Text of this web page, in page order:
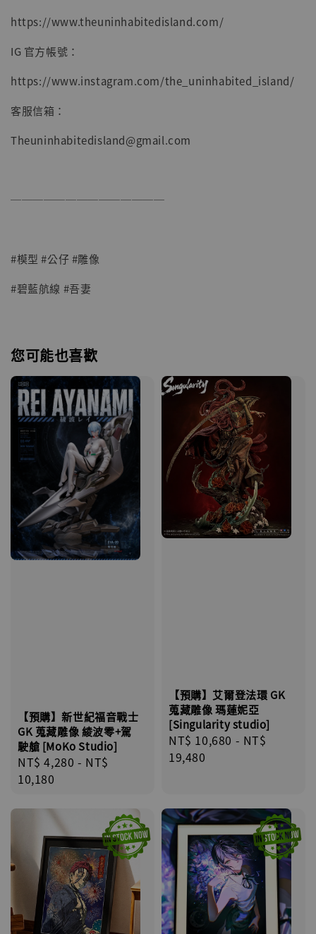
https://www.theuninhabitedisland.com/
IG 官方帳號：
https://www.instagram.com/the_uninhabited_island/
客服信箱：
Theuninhabitedisland@gmail.com
──────────────
#模型 #公仔 #雕像
#碧藍航線 #吾妻
您可能也喜歡
【預購】新世紀福音戰士
GK 蒐藏雕像 綾波零+駕
駛艙 [MoKo Studio]
Regular
price
NT$ 4,280 - NT$
10,180
【預購】艾爾登法環 GK
蒐藏雕像 瑪蓮妮亞
[Singularity studio]
Regular
price
NT$ 10,680 - NT$
19,480